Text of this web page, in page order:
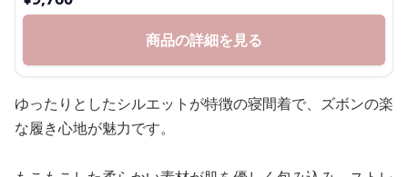
商品の詳細を見る
ゆったりとしたシルエットが特徴の寝間着で、ズボンの楽
な履き心地が魅力です。